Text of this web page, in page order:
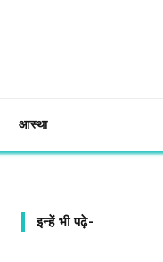
आस्था
इन्हें भी पढ़े-